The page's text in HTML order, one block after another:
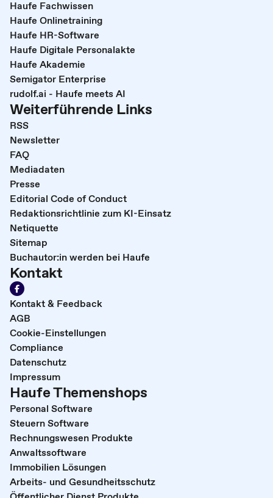
Haufe Fachwissen
Haufe Onlinetraining
Haufe HR-Software
Haufe Digitale Personalakte
Haufe Akademie
Semigator Enterprise
rudolf.ai - Haufe meets AI
Weiterführende Links
RSS
Newsletter
FAQ
Mediadaten
Presse
Editorial Code of Conduct
Redaktionsrichtlinie zum KI-Einsatz
Netiquette
Sitemap
Buchautor:in werden bei Haufe
Kontakt
Kontakt & Feedback
AGB
Cookie-Einstellungen
Compliance
Datenschutz
Impressum
Haufe Themenshops
Personal Software
Steuern Software
Rechnungswesen Produkte
Anwaltssoftware
Immobilien Lösungen
Arbeits- und Gesundheitsschutz